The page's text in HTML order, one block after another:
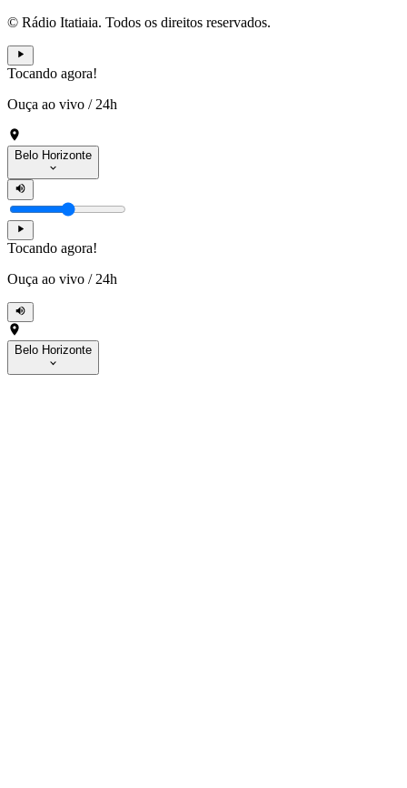
© Rádio Itatiaia. Todos os direitos reservados.
Tocando agora!
Ouça ao vivo / 24h
Belo Horizonte
Tocando agora!
Ouça ao vivo / 24h
Belo Horizonte